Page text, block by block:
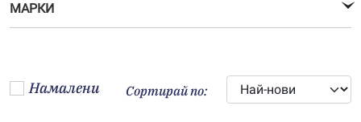
МАРКИ
Намалени Сортирай по: